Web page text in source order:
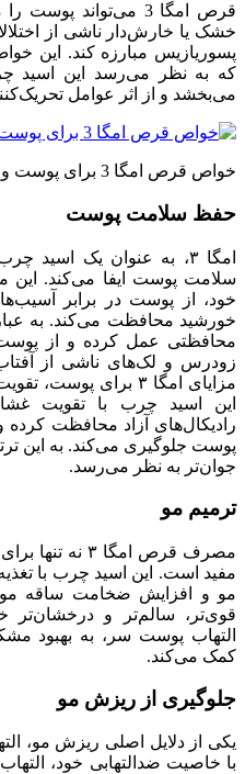
قرص امگا 3 می‌تواند
خشک یا خارش‌دار ناشی از
که به نظر می‌رسد این اسید
می‌بخشد و از اثر عوامل
خواص قرص امگا 3 برای پوست و مو؛ بررسی کلی مزایا و مضرات آن
حفظ سلامت پوست
امگا ۳، به عنوان یک
سلامت پوست ایفا می‌کند. این
خود، از پوست در برابر
محافظتی عمل کرده و از پوست
زودرس و لک‌های ناشی از
مزایای امگا ۳ برای
این اسید چرب با تقویت
رادیکال‌های آزاد محافظت کرده
پوست جلوگیری می‌کند. به این
جوان‌تر به نظر می‌رسد.
ترمیم مو
مصرف قرص امگا
مفید است. این اسید چرب با
مو و افزایش ضخامت ساقه مو
قوی‌تر، سالم‌تر و درخشان‌تر
التهاب پوست سر، به بهبود
کمک می‌کند.
جلوگیری از ریزش مو
با خاصیت ضدالتهابی خود،